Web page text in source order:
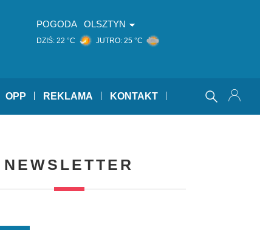
POGODA OLSZTYN
DZIŚ: 22 °C JUTRO: 25 °C
OPP REKLAMA KONTAKT
NEWSLETTER